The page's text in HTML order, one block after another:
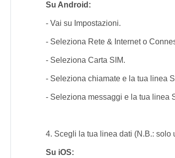
Su Android:
- Vai su Impostazioni.
- Seleziona Rete & Internet o
- Seleziona Carta SIM.
- Seleziona chiamate e la tua linea
- Seleziona messaggi e la tua linea
4. Scegli la tua linea dati (N.B.:
Su iOS: